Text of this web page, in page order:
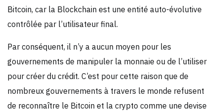
Bitcoin, car la Blockchain est une entité auto-évolutive
contrôlée par l’utilisateur final.
Par conséquent, il n’y a aucun moyen pour les
gouvernements de manipuler la monnaie ou de l’utiliser
pour créer du crédit. C’est pour cette raison que de
nombreux gouvernements à travers le monde refusent
de reconnaître le Bitcoin et la crypto comme une devise